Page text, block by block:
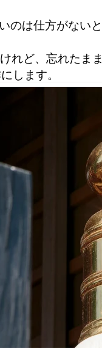
のは仕方がない
れど、忘れた
します。